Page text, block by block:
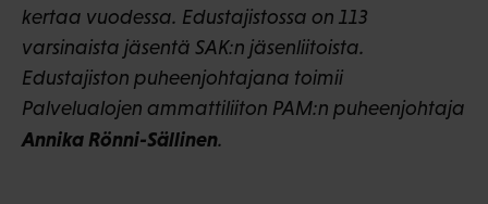
kertaa vuodessa. Edustajistossa on 113
varsinaista jäsentä SAK:n jäsenliitoista.
Edustajiston puheenjohtajana toimii
Palvelualojen ammattiliiton PAM:n puheenjohtaja
Annika Rönni-Sällinen.